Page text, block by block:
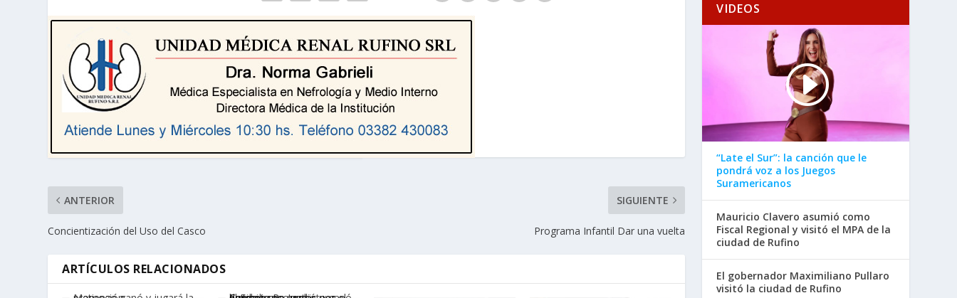
ANTERIOR
Concientización del Uso del Casco
SIGUIENTE
Programa Infantil Dar una vuelta
ARTÍCULOS RELACIONADOS
VIDEOS
“Late el Sur”: la canción que le
pondrá voz a los Juegos
Suramericanos
Mauricio Clavero asumió como
Fiscal Regional y visitó el MPA de la
ciudad de Rufino
El gobernador Maximiliano Pullaro
visitó la ciudad de Rufino